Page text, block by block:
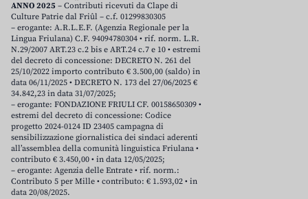
ANNO 2025 – Contributi ricevuti da Clape di
Culture Patrie dal Friûl – c.f. 01299830305
– erogante: A.R.L.E.F. (Agenzia Regionale per la
Lingua Friulana) C.F. 94094780304 • rif. norm. L.R.
N.29/2007 ART.23 c.2 bis e ART.24 c.7 e 10 • estremi
del decreto di concessione: DECRETO N. 261 del
25/10/2022 importo contributo € 3.500,00 (saldo) in
data 06/11/2025 • DECRETO N. 173 del 27/06/2025 €
34.842,23 in data 31/07/2025;
– erogante: FONDAZIONE FRIULI CF. 00158650309 •
estremi del decreto di concessione: Codice
progetto 2024-0124 ID 23405 campagna di
sensibilizzazione giornalistica dei sindaci aderenti
all’assemblea della comunità linguistica Friulana •
contributo € 3.450,00 • in data 12/05/2025;
– erogante: Agenzia delle Entrate • rif. norm.:
Contributo 5 per Mille • contributo: € 1.593,02 • in
data 20/08/2025.